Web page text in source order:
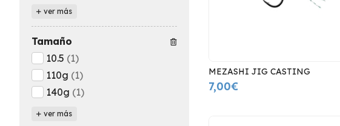
MEZASHI JIG CASTING
7,00€
ver más
Tamaño
10.5 (1)
110g (1)
140g (1)
ver más